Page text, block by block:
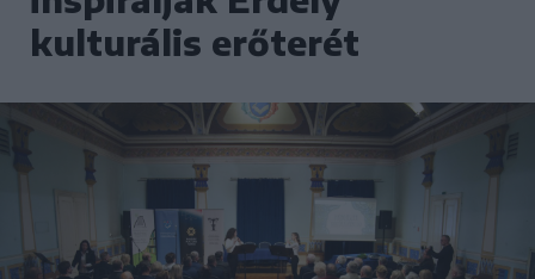
kulturális erőterét